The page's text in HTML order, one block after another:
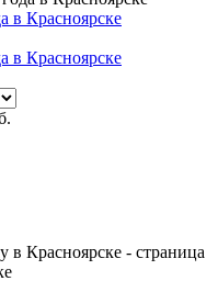
в Красноярске
в Красноярске